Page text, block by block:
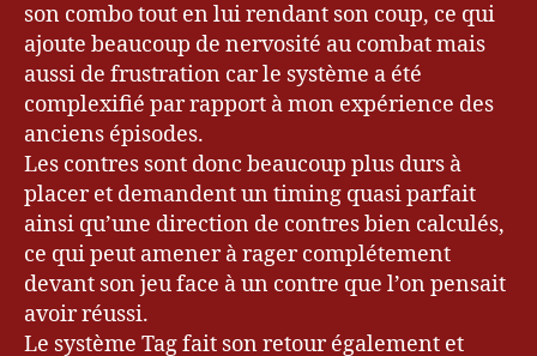
son combo tout en lui rendant son coup, ce qui
ajoute beaucoup de nervosité au combat mais
aussi de frustration car le système a été
complexifié par rapport à mon expérience des
anciens épisodes.
Les contres sont donc beaucoup plus durs à
placer et demandent un timing quasi parfait
ainsi qu’une direction de contres bien calculés,
ce qui peut amener à rager complétement
devant son jeu face à un contre que l’on pensait
avoir réussi.
Le système Tag fait son retour également et